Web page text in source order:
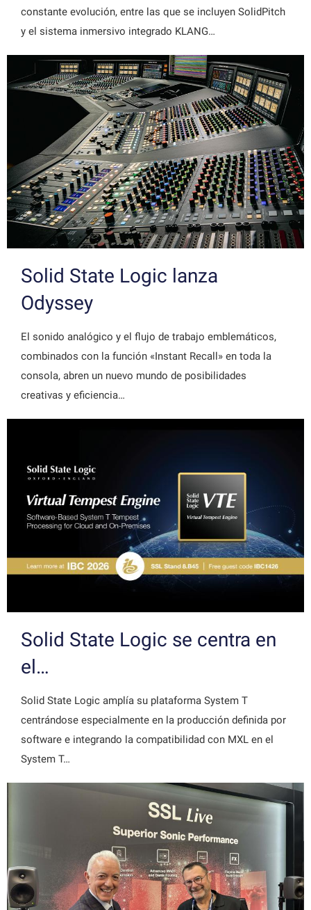
constante evolución, entre las que se incluyen SolidPitch
y el sistema inmersivo integrado KLANG…
Solid State Logic lanza
Odyssey
El sonido analógico y el flujo de trabajo emblemáticos,
combinados con la función «Instant Recall» en toda la
consola, abren un nuevo mundo de posibilidades
creativas y eficiencia…
Solid State Logic se centra en
el…
Solid State Logic amplía su plataforma System T
centrándose especialmente en la producción definida por
software e integrando la compatibilidad con MXL en el
System T…